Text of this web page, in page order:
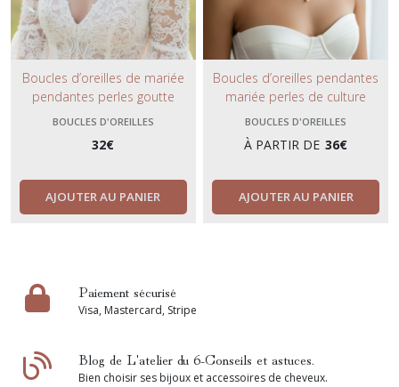
Boucles d’oreilles de mariée
pendantes perles goutte
nacrées – Clous strass
et intemporel.
BOUCLES D'OREILLES
32€
AJOUTER AU PANIER
Boucles d’oreilles pendantes
mariée perles de culture
naturelles –Bijoux de mariage-
Clous acier inoxydable or ou
argent.
BOUCLES D'OREILLES
À PARTIR DE 36€
AJOUTER AU PANIER
Paiement sécurisé
Visa, Mastercard, Stripe
Blog de L'atelier du 6-Conseils et astuces.
Bien choisir ses bijoux et accessoires de cheveux.